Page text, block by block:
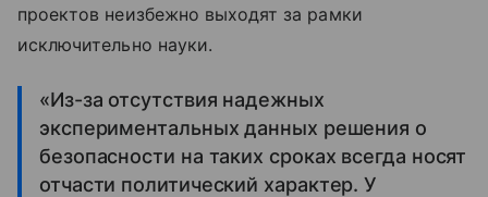
проектов неизбежно выходят за рамки
исключительно науки.
«Из-за отсутствия надежных
экспериментальных данных решения о
безопасности на таких сроках всегда носят
отчасти политический характер. У